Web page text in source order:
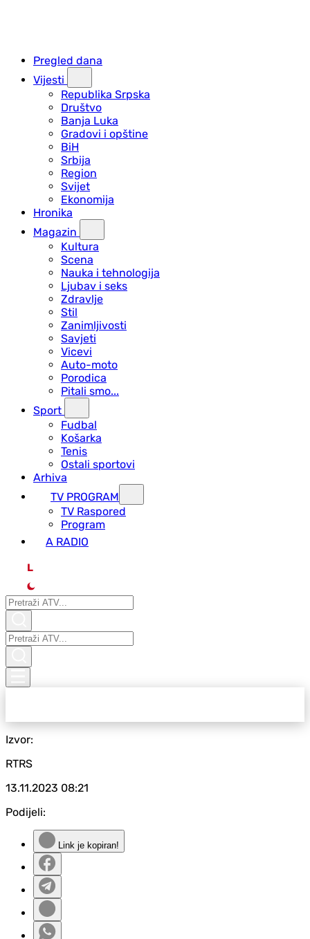
Pregled dana
Vijesti
Republika Srpska
Društvo
Banja Luka
Gradovi i opštine
BiH
Srbija
Region
Svijet
Ekonomija
Hronika
Magazin
Kultura
Scena
Nauka i tehnologija
Ljubav i seks
Zdravlje
Stil
Zanimljivosti
Savjeti
Vicevi
Auto-moto
Porodica
Pitali smo...
Sport
Fudbal
Košarka
Tenis
Ostali sportovi
Arhiva
TV PROGRAM
ТV Raspored
Program
A RADIO
L
Izvor:
RTRS
13.11.2023 08:21
Podijeli:
Link je kopiran!